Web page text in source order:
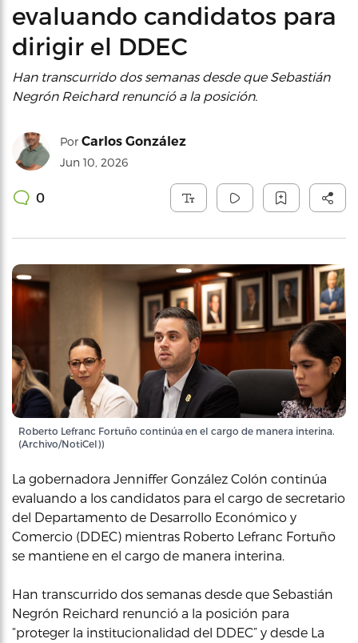
evaluando candidatos para
dirigir el DDEC
Han transcurrido dos semanas desde que Sebastián
Negrón Reichard renunció a la posición.
Por Carlos González
Jun 10, 2026
0
Roberto Lefranc Fortuño continúa en el cargo de manera interina.
(Archivo/NotiCel))
La gobernadora Jenniffer González Colón continúa
evaluando a los candidatos para el cargo de secretario
del Departamento de Desarrollo Económico y
Comercio (DDEC) mientras Roberto Lefranc Fortuño
se mantiene en el cargo de manera interina.
Han transcurrido dos semanas desde que Sebastián
Negrón Reichard renunció a la posición para
“proteger la institucionalidad del DDEC” y desde La